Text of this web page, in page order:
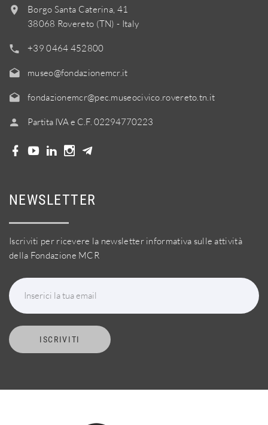
Borgo Santa Caterina, 41
38068 Rovereto (TN) - Italy
+39 0464 452800
museo@fondazionemcr.it
fondazionemcr@pec.museocivico.rovereto.tn.it
Partita IVA e C.F. 02294770223
NEWSLETTER
Iscriviti per ricevere la newsletter informativa sulle attività
della Fondazione MCR
Inserici la tua email
ISCRIVITI